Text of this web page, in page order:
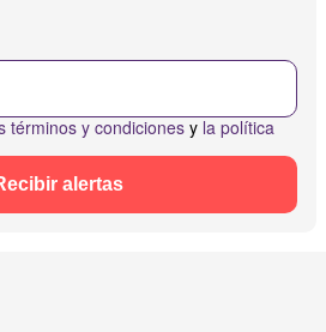
términos y condiciones y la política
alertas